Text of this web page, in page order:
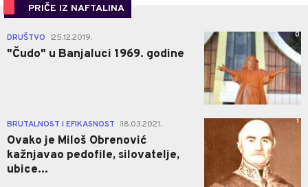
PRIČE IZ NAFTALINA
DRUŠTVO 25.12.2019.
"Čudo" u Banjaluci 1969. godine
0
BRUTALNOST I EFIKASNOST 18.03.2021.
Ovako je Miloš Obrenović
kažnjavao pedofile, silovatelje,
ubice...
1